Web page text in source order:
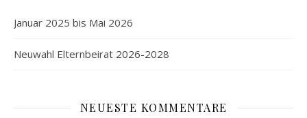
Januar 2025 bis Mai 2026
Neuwahl Elternbeirat 2026-2028
NEUESTE KOMMENTARE